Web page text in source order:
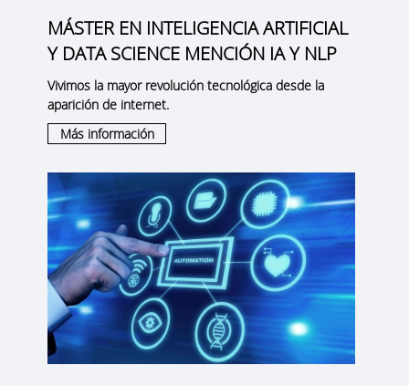
MÁSTER EN INTELIGENCIA ARTIFICIAL
Y DATA SCIENCE MENCIÓN IA Y NLP
Vivimos la mayor revolución tecnológica desde la
aparición de internet.
Más información